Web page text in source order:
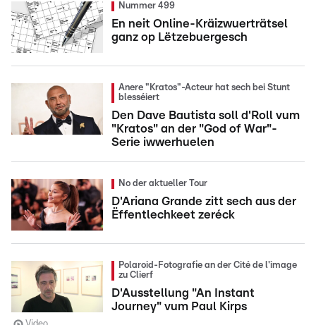
Nummer 499
En neit Online-Kräizwuerträtsel
ganz op Lëtzebuergesch
Anere "Kratos"-Acteur hat sech bei Stunt
blesséiert
Den Dave Bautista soll d'Roll vum
"Kratos" an der "God of War"-
Serie iwwerhuelen
No der aktueller Tour
D'Ariana Grande zitt sech aus der
Ëffentlechkeet zeréck
Polaroid-Fotografie an der Cité de l'image
zu Clierf
D'Ausstellung "An Instant
Journey" vum Paul Kirps